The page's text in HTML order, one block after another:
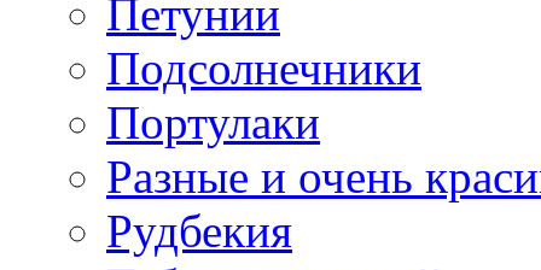
Петунии
Подсолнечники
Портулаки
Разные и очень
Рудбекия